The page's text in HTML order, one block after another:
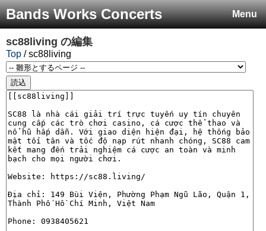
Menu
Bands Works Concerts
sc88living の編集
Top / sc88living